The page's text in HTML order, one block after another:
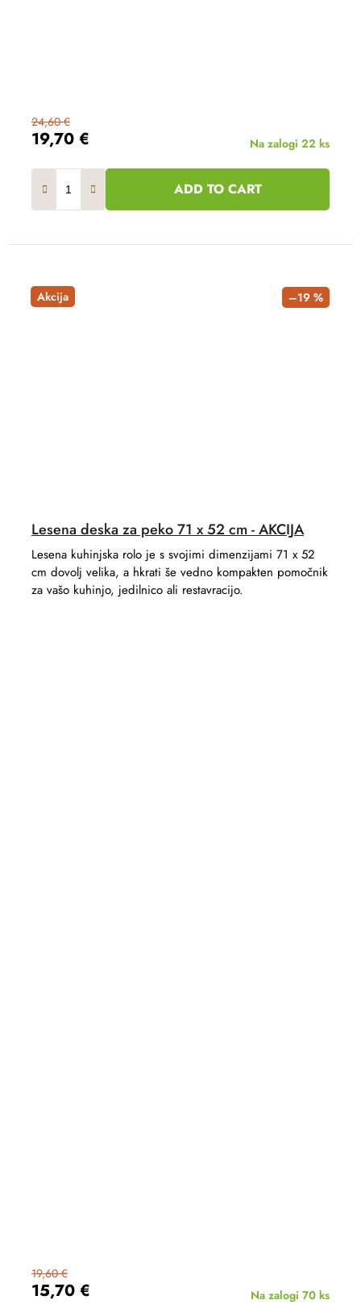
19,70 €
24,60 €
Na zalogi 22 ks
ADD TO CART
Akcija –19 %
Lesena deska za peko 71 x 52 cm - AKCIJA
15,70 €
19,60 €
Na zalogi 70 ks
Lesena kuhinjska rolo je s svojimi dimenzijami 71 x 52
cm dovolj velika, a hkrati še vedno kompakten pomočnik
za vašo kuhinjo, jedilnico ali restavracijo.